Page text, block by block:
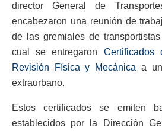
director General de
encabezaron una reunión de
de las gremiales de
cual se entregaron Certificados
Revisión Física y Mecánica a
extraurbano.
Estos certificados se emiten
establecidos por la Dirección